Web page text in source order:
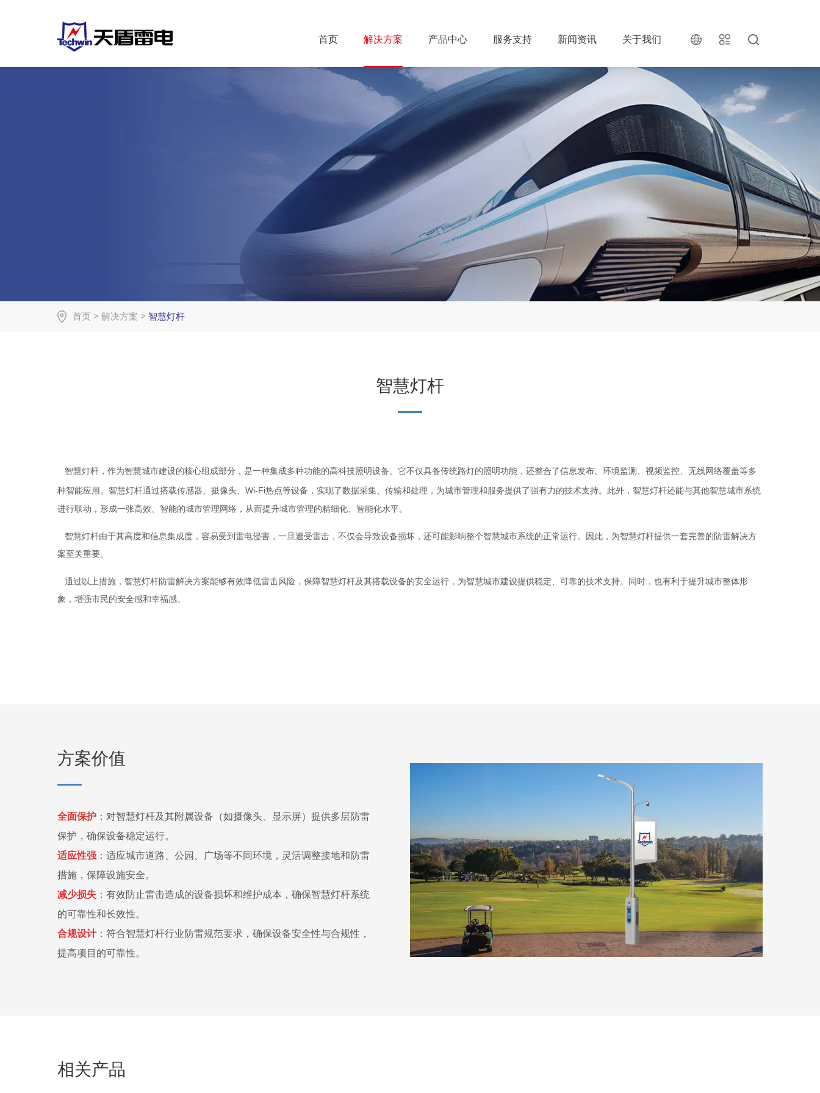
首页 解决方案 产品中心 服务支持 新闻资讯 关于我们
首页 >解决方案 > 智慧灯杆
智慧灯杆
智慧灯杆，作为智慧城市建设的核心组成部分，是一种集成多种功能的高科技照明设备。它不仅具备传统路灯的照明功能，还整合了信息发布、环境监测、视频监控、无线网络覆盖等多
种智能应用。智慧灯杆通过搭载传感器、摄像头、Wi-Fi热点等设备，实现了数据采集、传输和处理，为城市管理和服务提供了强有力的技术支持。此外，智慧灯杆还能与其他智慧城市系统
进行联动，形成一张高效、智能的城市管理网络，从而提升城市管理的精细化、智能化水平。
智慧灯杆由于其高度和信息集成度，容易受到雷电侵害，一旦遭受雷击，不仅会导致设备损坏，还可能影响整个智慧城市系统的正常运行。因此，为智慧灯杆提供一套完善的防雷解决方
案至关重要。
通过以上措施，智慧灯杆防雷解决方案能够有效降低雷击风险，保障智慧灯杆及其搭载设备的安全运行，为智慧城市建设提供稳定、可靠的技术支持。同时，也有利于提升城市整体形
象，增强市民的安全感和幸福感。
方案价值
全面保护 ： 对智慧灯杆及其附属设备（如摄像头、显示屏）提供多层防雷
保护，确保设备稳定运行。
适应性强 ：适应城市道路、公园、广场等不同环境，灵活调整接地和防雷
措施，保障设施安全。
减少损失 ：有效防止雷击造成的设备损坏和维护成本，确保智慧灯杆系统
的可靠性和长效性。
合规设计：符合智慧灯杆行业防雷规范要求，确保设备安全性与合规性，
提高项目的可靠性。
相关产品